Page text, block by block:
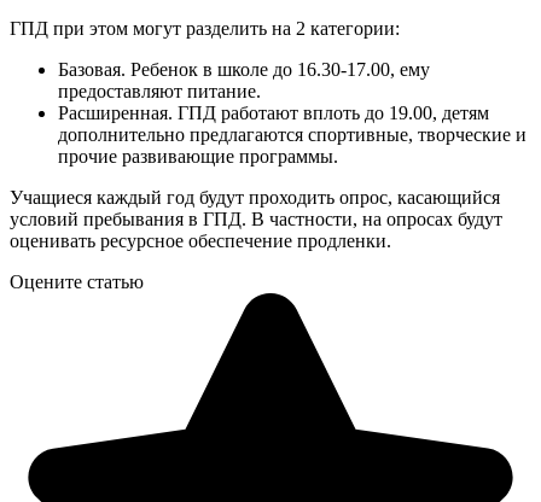
ГПД при этом могут разделить на 2 категории:
Базовая. Ребенок в школе до 16.30-17.00, ему
предоставляют питание.
Расширенная. ГПД работают вплоть до 19.00, детям
дополнительно предлагаются спортивные, творческие и
прочие развивающие программы.
Учащиеся каждый год будут проходить опрос, касающийся
условий пребывания в ГПД. В частности, на опросах будут
оценивать ресурсное обеспечение продленки.
Оцените статью